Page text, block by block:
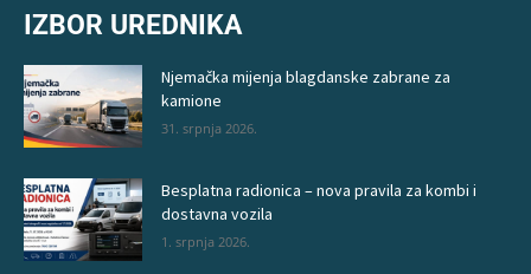
IZBOR UREDNIKA
Njemačka mijenja blagdanske zabrane za
kamione
31. srpnja 2026.
Besplatna radionica – nova pravila za kombi i
dostavna vozila
1. srpnja 2026.